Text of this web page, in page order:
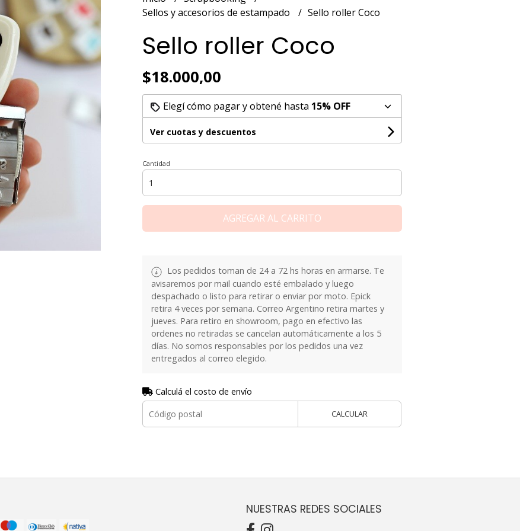
Sellos y accesorios de estampado
Sello roller Coco
Sello roller Coco
$18.000,00
Elegí cómo pagar y obtené hasta 15% OFF
Ver cuotas y descuentos
Cantidad
AGREGAR AL CARRITO
Los pedidos toman de 24 a 72 hs horas en armarse. Te
avisaremos por mail cuando esté embalado y luego
despachado o listo para retirar o enviar por moto. Epick
retira 4 veces por semana. Correo Argentino retira martes y
jueves. Para retiro en showroom, pago en efectivo las
ordenes no retiradas se cancelan automáticamente a los 5
días. No somos responsables por los pedidos una vez
entregados al correo elegido.
Calculá el costo de envío
CALCULAR
NUESTRAS REDES SOCIALES